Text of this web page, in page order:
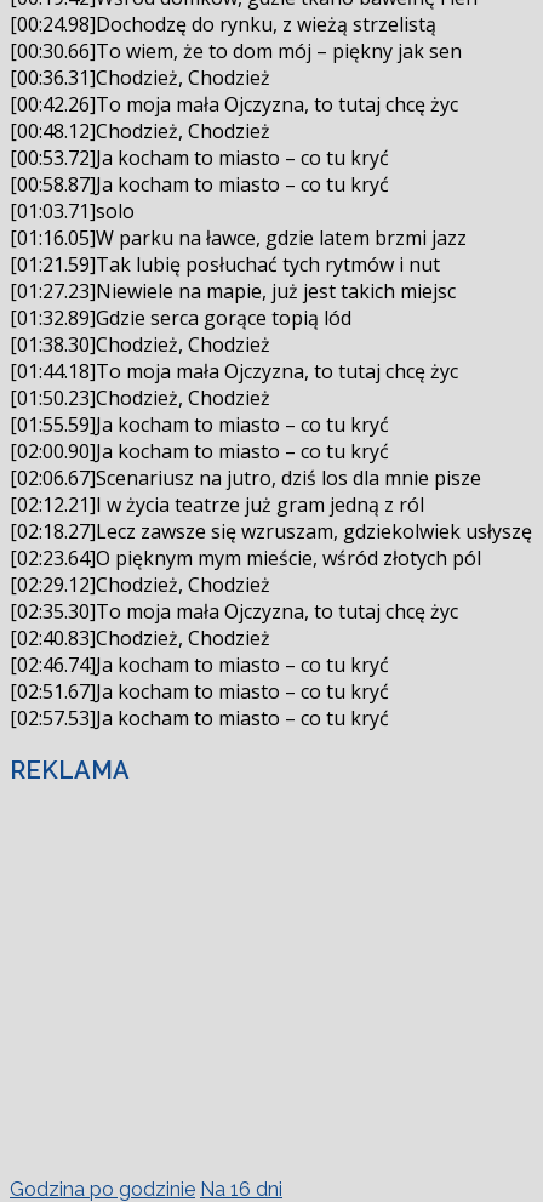
[00:24.98]Dochodzę do rynku, z wieżą strzelistą
[00:30.66]To wiem, że to dom mój – piękny jak sen
[00:36.31]Chodzież, Chodzież
[00:42.26]To moja mała Ojczyzna, to tutaj chcę życ
[00:48.12]Chodzież, Chodzież
[00:53.72]Ja kocham to miasto – co tu kryć
[00:58.87]Ja kocham to miasto – co tu kryć
[01:03.71]solo
[01:16.05]W parku na ławce, gdzie latem brzmi jazz
[01:21.59]Tak lubię posłuchać tych rytmów i nut
[01:27.23]Niewiele na mapie, już jest takich miejsc
[01:32.89]Gdzie serca gorące topią lód
[01:38.30]Chodzież, Chodzież
[01:44.18]To moja mała Ojczyzna, to tutaj chcę życ
[01:50.23]Chodzież, Chodzież
[01:55.59]Ja kocham to miasto – co tu kryć
[02:00.90]Ja kocham to miasto – co tu kryć
[02:06.67]Scenariusz na jutro, dziś los dla mnie pisze
[02:12.21]I w życia teatrze już gram jedną z ról
[02:18.27]Lecz zawsze się wzruszam, gdziekolwiek usłyszę
[02:23.64]O pięknym mym mieście, wśród złotych pól
[02:29.12]Chodzież, Chodzież
[02:35.30]To moja mała Ojczyzna, to tutaj chcę życ
[02:40.83]Chodzież, Chodzież
[02:46.74]Ja kocham to miasto – co tu kryć
[02:51.67]Ja kocham to miasto – co tu kryć
[02:57.53]Ja kocham to miasto – co tu kryć
REKLAMA
Godzina po godzinie Na 16 dni